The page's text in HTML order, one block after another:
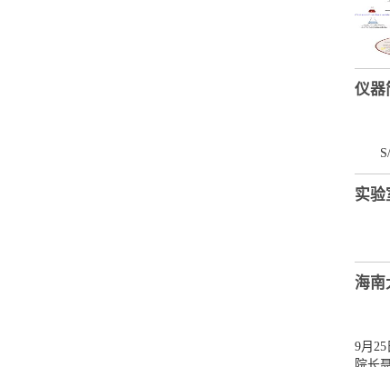
仪器
S/
实验
海南
9月